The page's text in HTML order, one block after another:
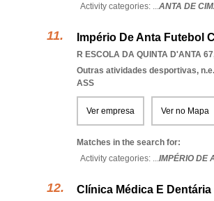
Activity categories: ...ANTA DE
Império De Anta Futebol
R ESCOLA DA QUINTA D'ANTA
Outras atividades desportivas, n.e.
ASS
Ver empresa Ver no Mapa
Matches in the search for:
Activity categories: ...IMPÉRIO DE
Clínica Médica E